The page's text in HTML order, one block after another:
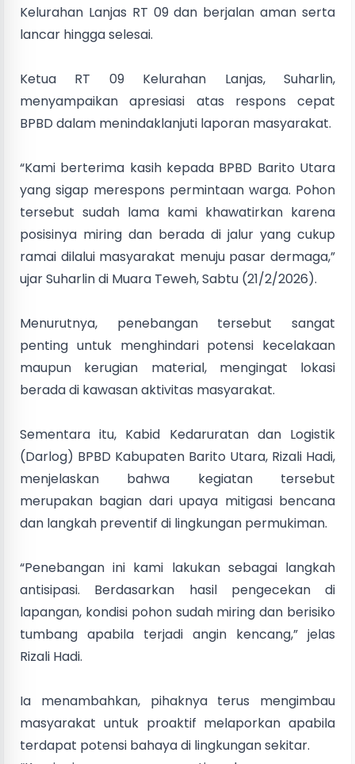
Kelurahan Lanjas RT 09 dan berjalan aman serta
lancar hingga selesai.
Ketua RT 09 Kelurahan Lanjas, Suharlin,
menyampaikan apresiasi atas respons cepat
BPBD dalam menindaklanjuti laporan masyarakat.
“Kami berterima kasih kepada BPBD Barito Utara
yang sigap merespons permintaan warga. Pohon
tersebut sudah lama kami khawatirkan karena
posisinya miring dan berada di jalur yang cukup
ramai dilalui masyarakat menuju pasar dermaga,”
ujar Suharlin di Muara Teweh, Sabtu (21/2/2026).
Menurutnya, penebangan tersebut sangat
penting untuk menghindari potensi kecelakaan
maupun kerugian material, mengingat lokasi
berada di kawasan aktivitas masyarakat.
Sementara itu, Kabid Kedaruratan dan Logistik
(Darlog) BPBD Kabupaten Barito Utara, Rizali Hadi,
menjelaskan bahwa kegiatan tersebut
merupakan bagian dari upaya mitigasi bencana
dan langkah preventif di lingkungan permukiman.
“Penebangan ini kami lakukan sebagai langkah
antisipasi. Berdasarkan hasil pengecekan di
lapangan, kondisi pohon sudah miring dan berisiko
tumbang apabila terjadi angin kencang,” jelas
Rizali Hadi.
Ia menambahkan, pihaknya terus mengimbau
masyarakat untuk proaktif melaporkan apabila
terdapat potensi bahaya di lingkungan sekitar.